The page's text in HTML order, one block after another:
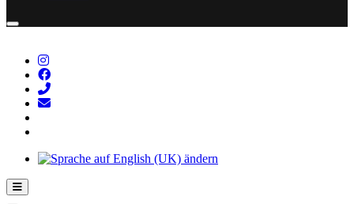
Hamburger Toggle-Menü